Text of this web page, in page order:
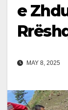
e
MAY 8, 2025